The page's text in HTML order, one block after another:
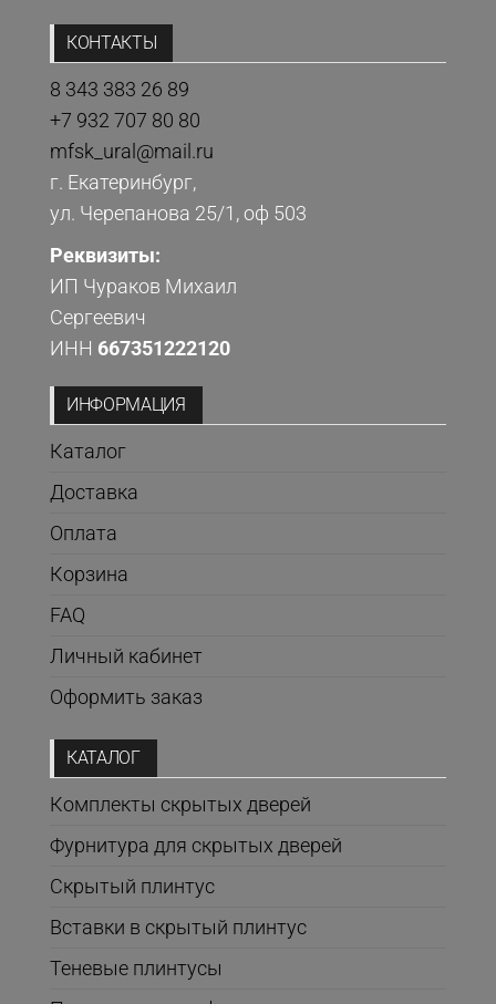
КОНТАКТЫ
8 343 383 26 89
+7 932 707 80 80
mfsk_ural@mail.ru
г. Екатеринбург,
ул. Черепанова 25/1, оф 503
Реквизиты:
ИП Чураков Михаил
Сергеевич
ИНН 667351222120
ИНФОРМАЦИЯ
Каталог
Доставка
Оплата
Корзина
FAQ
Личный кабинет
Оформить заказ
КАТАЛОГ
Комплекты скрытых дверей
Фурнитура для скрытых дверей
Скрытый плинтус
Вставки в скрытый плинтус
Теневые плинтусы